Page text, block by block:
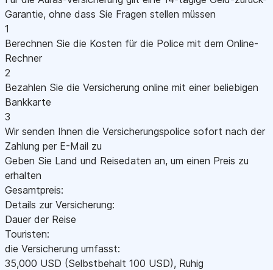
Garantie, ohne dass Sie Fragen stellen müssen
1
Berechnen Sie die Kosten für die Police mit dem Online-
Rechner
2
Bezahlen Sie die Versicherung online mit einer beliebigen
Bankkarte
3
Wir senden Ihnen die Versicherungspolice sofort nach der
Zahlung per E-Mail zu
Geben Sie Land und Reisedaten an, um einen Preis zu
erhalten
Gesamtpreis:
Details zur Versicherung:
Dauer der Reise
Touristen:
die Versicherung umfasst:
35,000 USD (Selbstbehalt 100 USD), Ruhig